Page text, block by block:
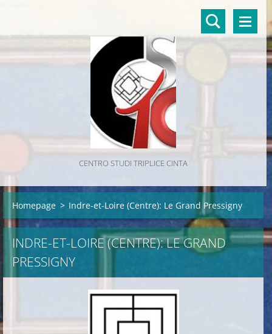
CENTRO STUDI TRIPLICE CINTA
Homepage > Indre-et-Loire (Centre): Le Grand Pressigny
INDRE-ET-LOIRE (CENTRE): LE GRAND
PRESSIGNY